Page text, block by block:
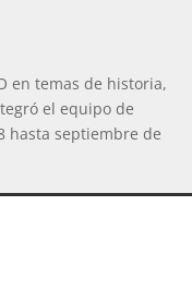
en temas de historia,
el equipo de
hasta septiembre de